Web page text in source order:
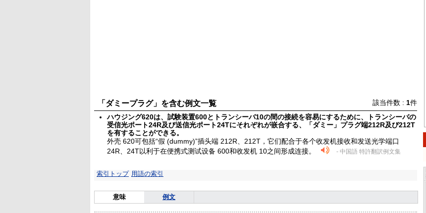
「ダミープラグ」を含む例文一覧 該当件数 : 1件
ハウジング620は、試験装置600とトランシーバ10の間の接続を容易にするために、トランシーバの
受信光ポート24R及び送信光ポート24Tにそれぞれが嵌合する、「ダミー」プラグ端212R及び212T
を有することができる。
外壳 620可包括“假 (dummy)”插头端 212R、212T，它们配合于各个收发机接收和发送光学端口
24R、24T以利于在便携式测试设备 600和收发机 10之间形成连接。
- 中国語 特許翻訳例文集
索引トップ 用語の索引
意味 例文